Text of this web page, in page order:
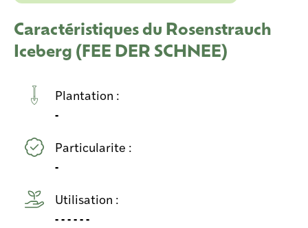
Caractéristiques du Rosenstrauch
Iceberg (FEE DER SCHNEE)
Plantation :
-
Particularite :
-
Utilisation :
- - - - - -